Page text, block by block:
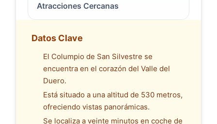
Atracciones Cercanas
Datos Clave
El Columpio de San Silvestre se
encuentra en el corazón del Valle del
Duero.
Está situado a una altitud de 530 metros,
ofreciendo vistas panorámicas.
Se localiza a veinte minutos en coche de